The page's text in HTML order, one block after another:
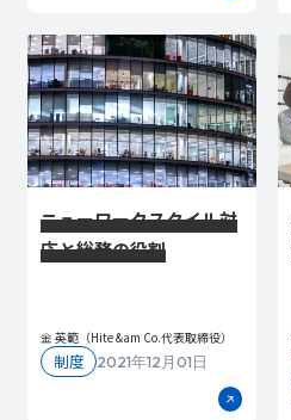
ニューワークスタイル対
応と総務の役割
金 英範（Hite &am Co.代表取締役）
2021年12月01日
制度